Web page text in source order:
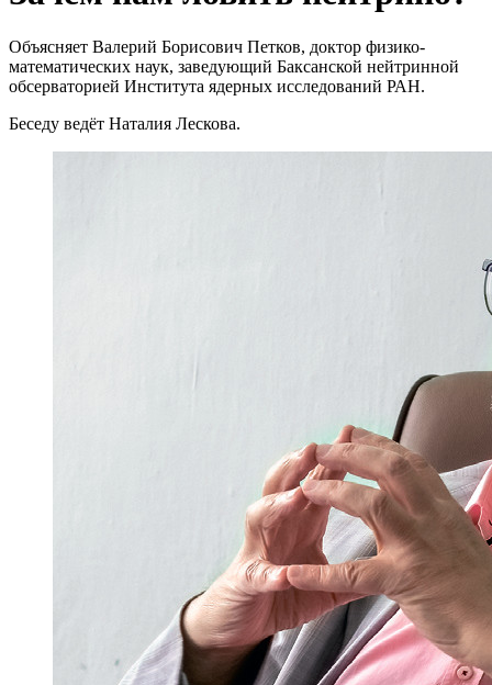
Объясняет Валерий Борисович Петков, доктор физико-
математических наук, заведующий Баксанской нейтринной
обсерваторией Института ядерных исследований РАН.
Беседу ведёт Наталия Лескова.